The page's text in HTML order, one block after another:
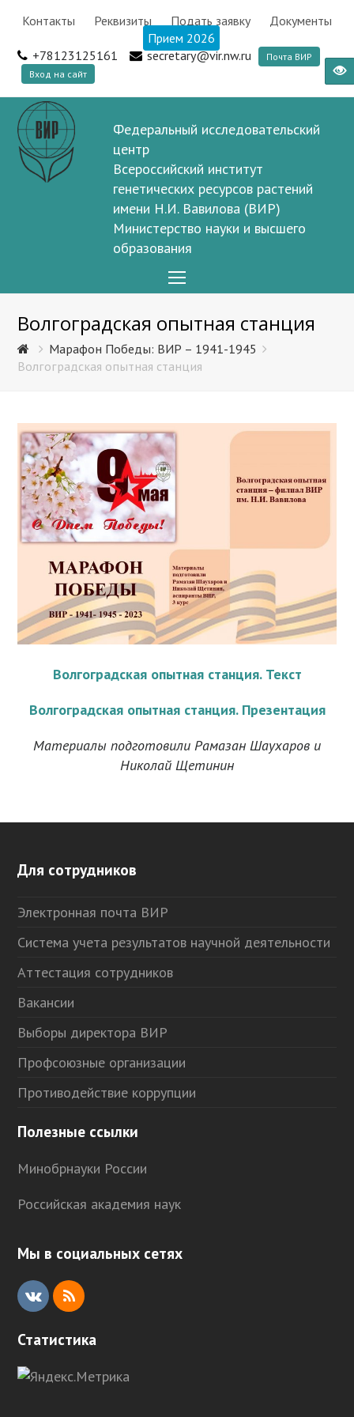
Контакты Реквизиты Подать заявку
Документы
Прием 2026
+78123125161
secretary@vir.nw.ru
Почта ВИР
Вход на сайт
Федеральный исследовательский
центр
Всероссийский институт
генетических ресурсов растений
имени Н.И. Вавилова (ВИР)
Министерство науки и высшего
образования
Menu
Волгоградская опытная станция
Марафон Победы: ВИР – 1941-1945
Волгоградская опытная станция
Волгоградская опытная станция. Текст
Волгоградская опытная станция. Презентация
Материалы подготовили Рамазан Шаухаров и
Николай Щетинин
Для сотрудников
Электронная почта ВИР
Система учета результатов научной деятельности
Аттестация сотрудников
Вакансии
Выборы директора ВИР
Профсоюзные организации
Противодействие коррупции
Полезные ссылки
Минобрнауки России
Российская академия наук
Мы в социальных сетях
V
R
Статистика